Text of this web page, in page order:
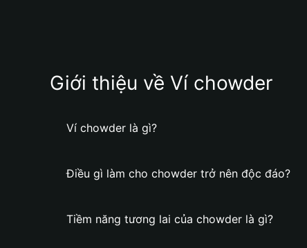
Giới thiệu về Ví chowder
Ví chowder là gì?
Điều gì làm cho chowder trở nên độc đáo?
Tiềm năng tương lai của chowder là gì?